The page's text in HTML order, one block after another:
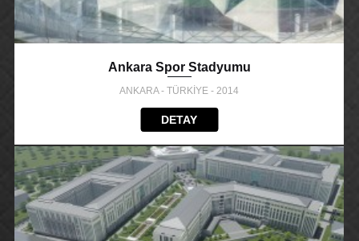
Ankara Spor Stadyumu
ANKARA - TÜRKİYE - 2014
DETAY